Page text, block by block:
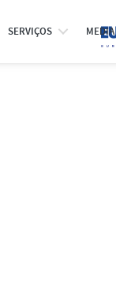
SERVIÇOS MEDIA